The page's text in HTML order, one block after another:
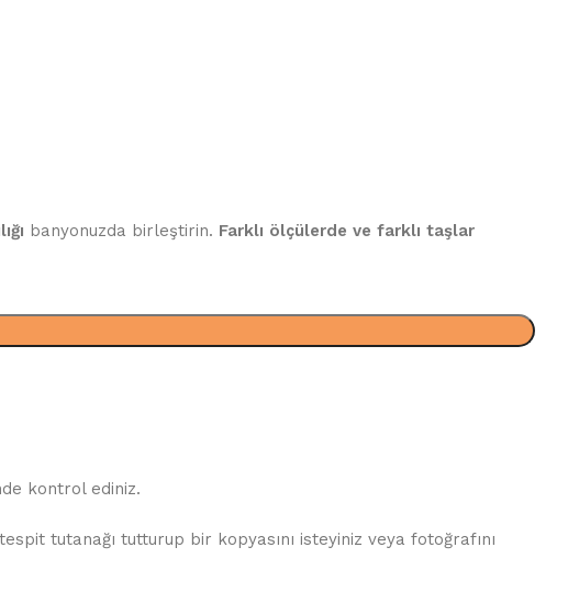
banyonuzda birleştirin. Farklı ölçülerde ve farklı taşlar
kontrol ediniz.
tutanağı tutturup bir kopyasını isteyiniz veya fotoğrafını